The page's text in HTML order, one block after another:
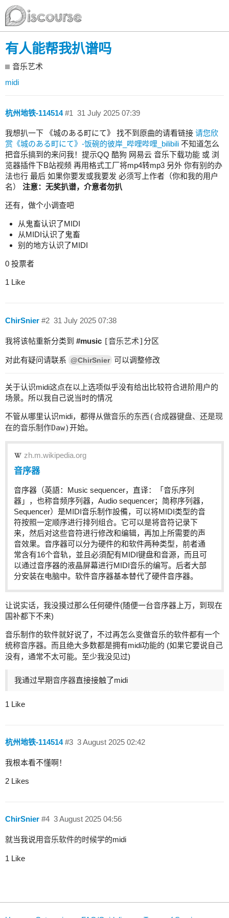
有人能帮我扒谱吗
音乐艺术
midi
杭州地铁-114514 31 July 2025 07:39
#1
我想扒一下 《城のある町にて》 找不到原曲的请看链接 请您欣
赏《城のある町にて》-饭碗的彼岸_哔哩哔哩_bilibili 不知道怎么
把音乐搞到的来问我！提示QQ 酷狗 网易云 音乐下载功能 或 浏
览器插件下B站视频 再用格式工厂将mp4转mp3 另外 你有别的办
法也行 最后 如果你要发或我要发 必须写上作者（你和我的用户
名） 注意：无奖扒谱，介意者勿扒
还有，做个小调查吧
从鬼畜认识了MIDI
从MIDI认识了鬼畜
别的地方认识了MIDI
0 投票者
1 Like
ChirSnier 31 July 2025 07:38
#2
我将该帖重新分类到 #music [音乐艺术]分区
对此有疑问请联系 @ChirSnier 可以调整修改
关于认识midi这点在以上选项似乎没有给出比较符合进阶用户的
场景。所以我自己说当时的情况
不管从哪里认识midi，都得从做音乐的东西(合成器键盘、还是现
在的音乐制作Daw)开始。
zh.m.wikipedia.org
音序器
音序器（英語：Music sequencer，直译：「音乐序列
器」，也称音频序列器，Audio sequencer；简称序列器，
Sequencer）是MIDI音乐制作設備，可以将MIDI类型的音
符按照一定顺序进行排列组合。它可以是将音符记录下
来，然后对这些音符进行修改和编辑，再加上所需要的声
音效果。音序器可以分为硬件的和软件两种类型，前者通
常含有16个音轨，並且必須配有MIDI键盘和音源，而且可
以通过音序器的液晶屏幕进行MIDI音乐的编写。后者大部
分安装在电脑中。软件音序器基本替代了硬件音序器。
让说实话，我没摸过那么任何硬件(随便一台音序器上万，到现在
国补都下不来)
音乐制作的软件就好说了，不过再怎么变做音乐的软件都有一个
统称音序器。而且绝大多数都是拥有midi功能的 (如果它要说自己
没有，通常不太可能。至少我没见过)
我通过早期音序器直接接触了midi
1 Like
杭州地铁-114514 3 August 2025 02:42
#3
我根本看不懂啊！
2 Likes
ChirSnier 3 August 2025 04:56
#4
就当我说用音乐软件的时候学的midi
1 Like